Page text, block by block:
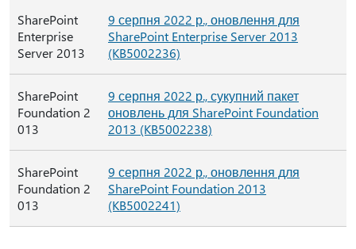
SharePoint
Enterprise
Server 2013
9 серпня 2022 р., оновлення для
SharePoint Enterprise Server 2013
(KB5002236)
SharePoint
Foundation 2
013
9 серпня 2022 р., сукупний пакет
оновлень для SharePoint Foundation
2013 (KB5002238)
SharePoint
Foundation 2
013
9 серпня 2022 р., оновлення для
SharePoint Foundation 2013
(KB5002241)